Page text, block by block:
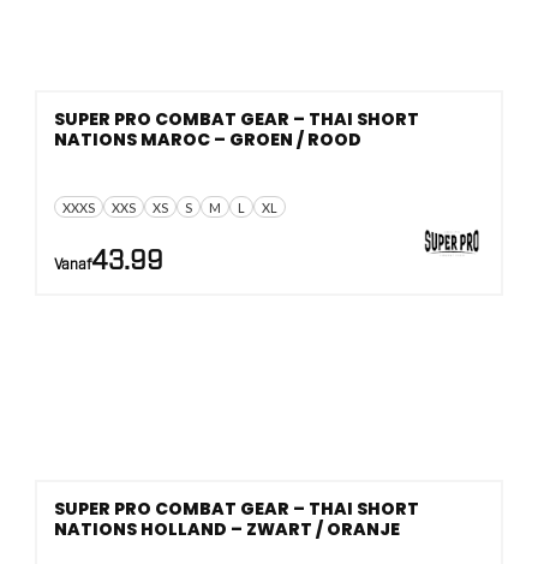
XXXS XXS XS S M L XL
SUPER PRO COMBAT GEAR – THAI SHORT
NATIONS MAROC – GROEN / ROOD
Vanaf43.99
SUPER PRO COMBAT GEAR – THAI SHORT
NATIONS HOLLAND – ZWART / ORANJE